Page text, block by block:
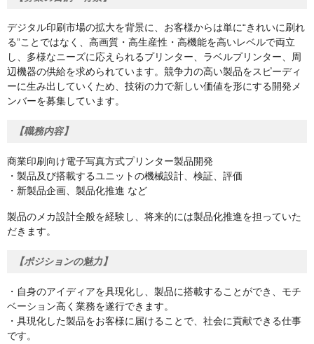
デジタル印刷市場の拡大を背景に、お客様からは単に“きれいに刷れ
る”ことではなく、高画質・高生産性・高機能を高いレベルで両立
し、多様なニーズに応えられるプリンター、ラベルプリンター、周
辺機器の供給を求められています。競争力の高い製品をスピーディ
ーに生み出していくため、技術の力で新しい価値を形にする開発メ
ンバーを募集しています。
【職務内容】
商業印刷向け電子写真方式プリンター製品開発
・製品及び搭載するユニットの機械設計、検証、評価
・新製品企画、製品化推進 など
製品のメカ設計全般を経験し、将来的には製品化推進を担っていた
だきます。
【ポジションの魅力】
・自身のアイディアを具現化し、製品に搭載することができ、モチ
ベーション高く業務を遂行できます。
・具現化した製品をお客様に届けることで、社会に貢献できる仕事
です。